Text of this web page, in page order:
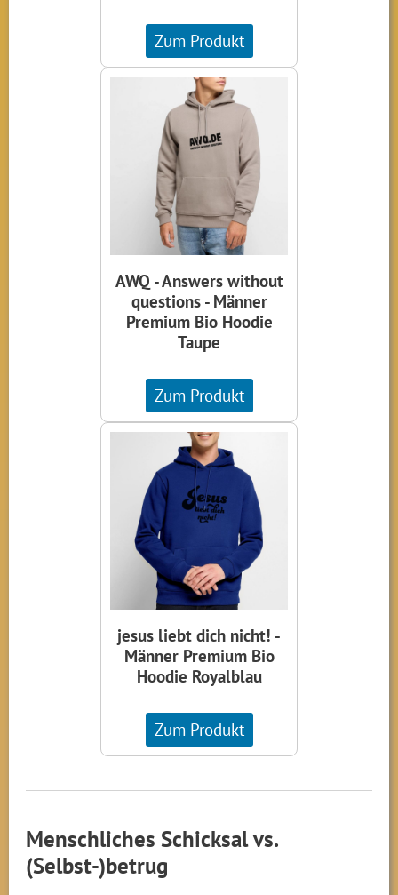
Zum Produkt
AWQ - Answers without
questions - Männer
Premium Bio Hoodie
Taupe
Zum Produkt
jesus liebt dich nicht! -
Männer Premium Bio
Hoodie Royalblau
Zum Produkt
Menschliches Schicksal vs.
(Selbst-)betrug